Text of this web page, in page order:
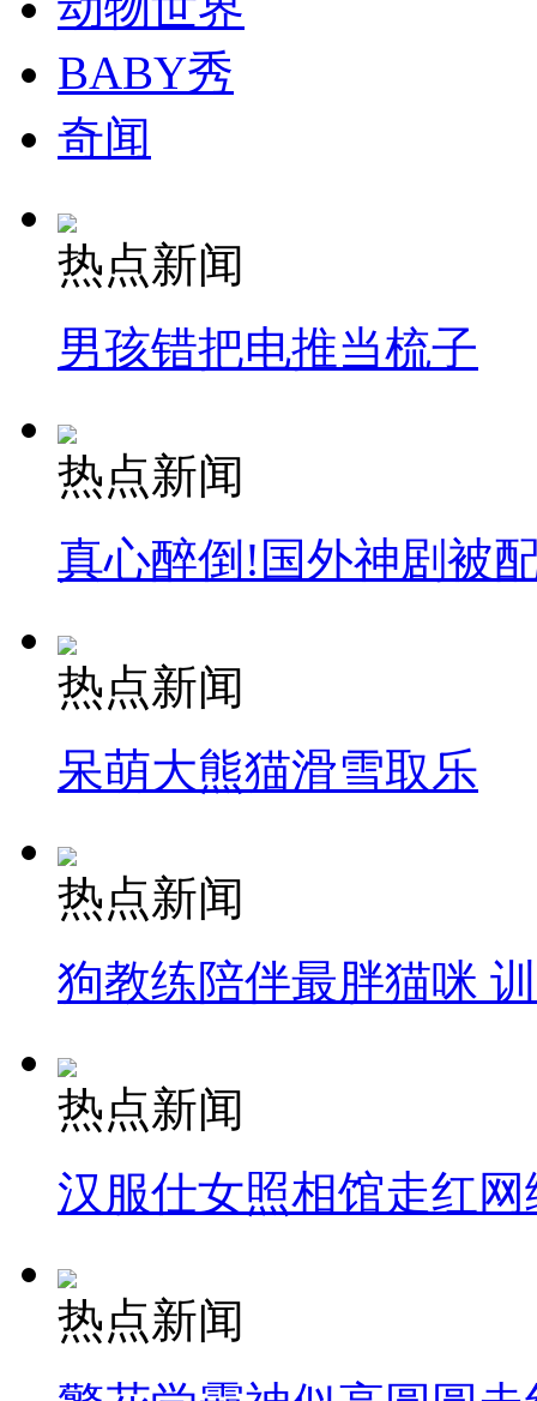
BABY秀
奇闻
热点新闻
男孩错把电推当梳子
热点新闻
真心醉倒!国外神剧被
热点新闻
呆萌大熊猫滑雪取乐
热点新闻
狗教练陪伴最胖猫咪
热点新闻
汉服仕女照相馆走红网
热点新闻